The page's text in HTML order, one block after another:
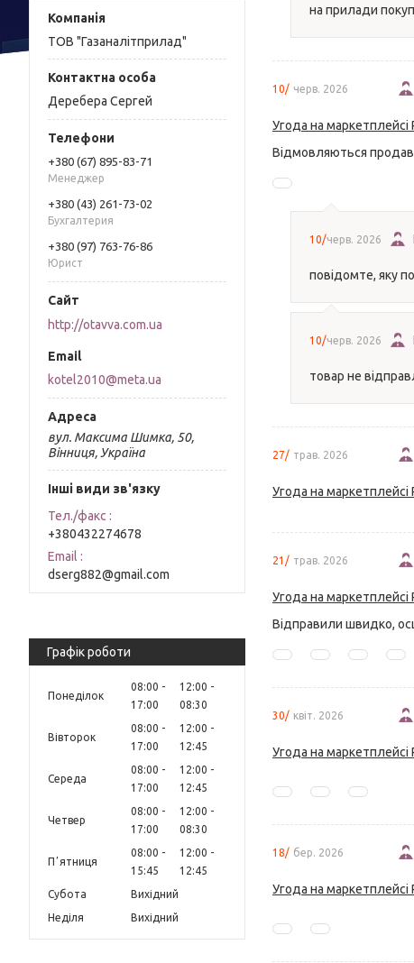
ТОВ "Газаналітприлад"
Деребера Сергей
+380 (67) 895-83-71
Менеджер
+380 (43) 261-73-02
Бухгалтерия
+380 (97) 763-76-86
Юрист
http://otavva.com.ua
kotel2010@meta.ua
вул. Максима Шимка, 50,
Вінниця, Україна
Інші види зв'язку
Тел./факс
+380432274678
Email
dserg882@gmail.com
Графік роботи
Понеділок
08:00
17:00
12:00
08:30
Вівторок
08:00
17:00
12:00
12:45
Середа
08:00
17:00
12:00
12:45
Четвер
08:00
17:00
12:00
08:30
Пʼятниця
08:00
15:45
12:00
12:45
Субота
Вихідний
Неділя
Вихідний
на прилади
10/ черв. 2026
Угода на маркетплейсі
Відмовляються
10/черв. 2026
повідомте, яку
10/черв. 2026
товар не
27/ трав. 2026
Угода на маркетплейсі
21/ трав. 2026
Угода на маркетплейсі
Відправили швидко,
30/ квіт. 2026
Угода на маркетплейсі
18/ бер. 2026
Угода на маркетплейсі